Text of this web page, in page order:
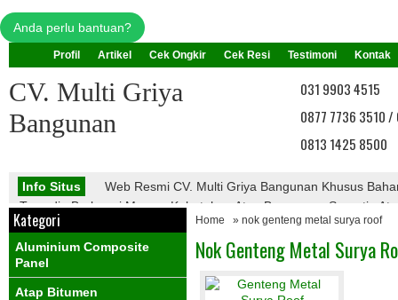
Anda perlu bantuan?
Profil Artikel Cek Ongkir Cek Resi Testimoni Kontak
CV. Multi Griya
Bangunan
031 9903 4515
0877 7736 3510
0813 1425 8500
Info Situs
Web Resmi CV. Multi Griya Bangunan Khusus
Tersedia Berbagai Macam Kebutuhan Atap Bangunan, Seperti :
Atap Galvalume, Atap Fiberglass, Atap PVC, Atap Transparan,
Info Promo
Nantikan Promo Menarik Dari Kami
Home » nok genteng metal surya roof
Nok Genteng Metal Surya
Kategori
Aluminium Composite
Panel
Atap Bitumen